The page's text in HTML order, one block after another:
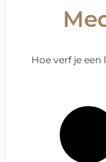
Hoe verf je een